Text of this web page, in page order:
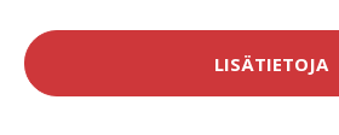
LISÄTIETOJA